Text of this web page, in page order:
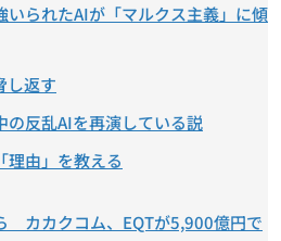
いられたAIが「マルクス主義」に傾
し返す
の反乱AIを再演している説
理由」を教える
カカクコム、EQTが5,900億円で